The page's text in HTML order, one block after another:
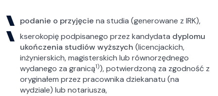
podanie o przyjęcie na studia (generowane z IRK),
kserokopię podpisanego przez kandydata dyplomu
ukończenia studiów wyższych (licencjackich,
inżynierskich, magisterskich lub równorzędnego
wydanego za granicą1)), potwierdzoną za zgodność z
oryginałem przez pracownika dziekanatu (na
wydziale) lub notariusza,